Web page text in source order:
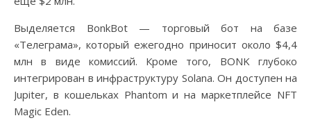
Выделяется BonkBot — торговый бот на базе
«Телеграма», который ежегодно приносит около $4,4
млн в виде комиссий. Кроме того, BONK глубоко
интегрирован в инфраструктуру Solana. Он доступен на
Jupiter, в кошельках Phantom и на маркетплейсе NFT
Magic Eden.